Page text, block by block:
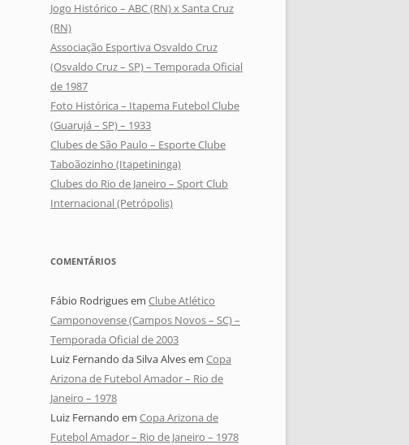
Jogo Histórico – ABC (RN) x Santa Cruz
(RN)
Associação Esportiva Osvaldo Cruz
(Osvaldo Cruz – SP) – Temporada Oficial
de 1987
Foto Histórica – Itapema Futebol Clube
(Guarujá – SP) – 1933
Clubes de São Paulo – Esporte Clube
Taboãozinho (Itapetininga)
Clubes do Rio de Janeiro – Sport Club
Internacional (Petrópolis)
COMENTÁRIOS
Fábio Rodriguesem Clube Atlético
Camponovense (Campos Novos – SC) –
Temporada Oficial de 2003
Luiz Fernando da Silva Alvesem Copa
Arizona de Futebol Amador – Rio de
Janeiro – 1978
Luiz Fernando em Copa Arizona de
Futebol Amador – Rio de Janeiro – 1978